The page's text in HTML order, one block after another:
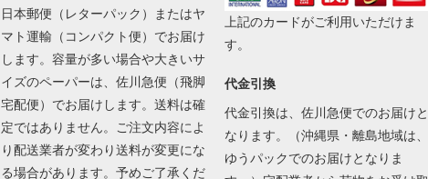
日本郵便（レターパック）またはヤ
マト運輸（コンパクト便）でお届け
します。容量が多い場合や大きいサ
イズのペーパーは、佐川急便（飛脚
宅配便）でお届けします。送料は確
定ではありません。ご注文内容によ
り配送業者が変わり送料が変更にな
る場合があります。予めご了承くだ
上記のカードがご利用いただけま
す。
代金引換
代金引換は、佐川急便でのお届けと
なります。（沖縄県・離島地域は、
ゆうパックでのお届けとなりま